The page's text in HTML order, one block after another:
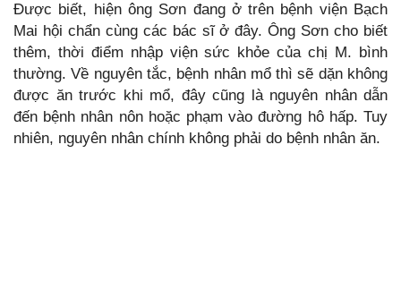
Được biết, hiện ông Sơn đang ở trên bệnh viện Bạch
Mai hội chẩn cùng các bác sĩ ở đây. Ông Sơn cho biết
thêm, thời điểm nhập viện sức khỏe của chị M. bình
thường. Về nguyên tắc, bệnh nhân mổ thì sẽ dặn không
được ăn trước khi mổ, đây cũng là nguyên nhân dẫn
đến bệnh nhân nôn hoặc phạm vào đường hô hấp. Tuy
nhiên, nguyên nhân chính không phải do bệnh nhân ăn.